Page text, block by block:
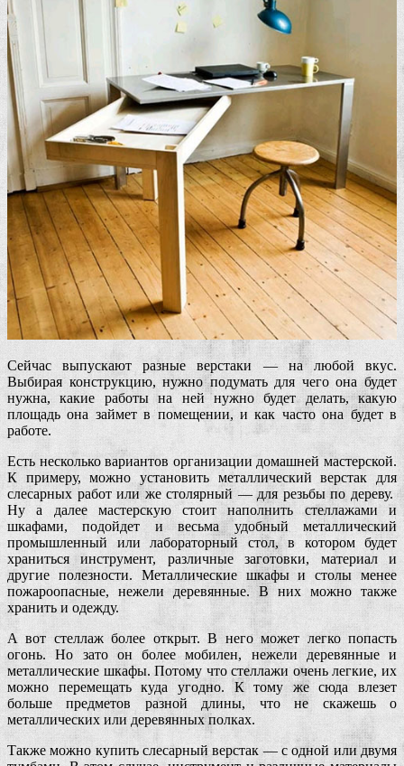
Сейчас выпускают разные верстаки — на любой вкус.
Выбирая конструкцию, нужно подумать для чего она будет
нужна, какие работы на ней нужно будет делать, какую
площадь она займет в помещении, и как часто она будет в
работе.
Есть несколько вариантов организации домашней мастерской.
К примеру, можно установить металлический верстак для
слесарных работ или же столярный — для резьбы по дереву.
Ну а далее мастерскую стоит наполнить стеллажами и
шкафами, подойдет и весьма удобный металлический
промышленный или лабораторный стол, в котором будет
храниться инструмент, различные заготовки, материал и
другие полезности. Металлические шкафы и столы менее
пожароопасные, нежели деревянные. В них можно также
хранить и одежду.
А вот стеллаж более открыт. В него может легко попасть
огонь. Но зато он более мобилен, нежели деревянные и
металлические шкафы. Потому что стеллажи очень легкие, их
можно перемещать куда угодно. К тому же сюда влезет
больше предметов разной длины, что не скажешь о
металлических или деревянных полках.
Также можно купить слесарный верстак — с одной или двумя